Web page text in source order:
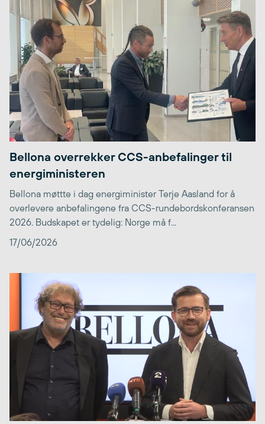
Bellona overrekker CCS-anbefalinger til
energiministeren
Bellona møttte i dag energiminister Terje Aasland for å
overlevere anbefalingene fra CCS-rundebordskonferansen
2026. Budskapet er tydelig: Norge må f...
17/06/2026